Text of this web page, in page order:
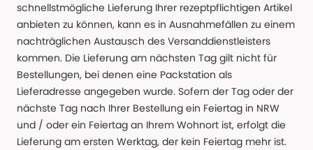
schnellstmögliche Lieferung Ihrer rezeptpflichtigen Artikel
anbieten zu können, kann es in Ausnahmefällen zu einem
nachträglichen Austausch des Versanddienstleisters
kommen. Die Lieferung am nächsten Tag gilt nicht für
Bestellungen, bei denen eine Packstation als
Lieferadresse angegeben wurde. Sofern der Tag oder der
nächste Tag nach Ihrer Bestellung ein Feiertag in NRW
und / oder ein Feiertag an Ihrem Wohnort ist, erfolgt die
Lieferung am ersten Werktag, der kein Feiertag mehr ist.